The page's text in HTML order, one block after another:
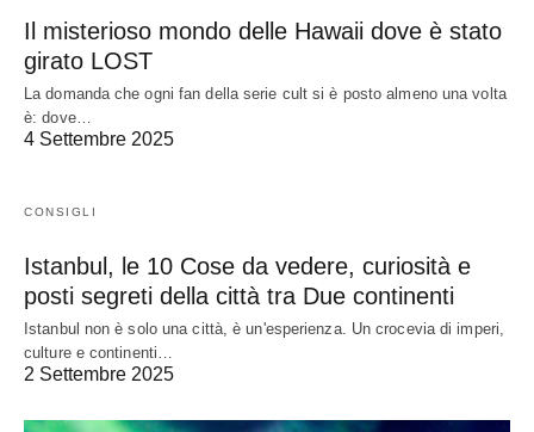
Il misterioso mondo delle Hawaii dove è stato
girato LOST
La domanda che ogni fan della serie cult si è posto almeno una volta
è: dove…
4 Settembre 2025
CONSIGLI
Istanbul, le 10 Cose da vedere, curiosità e
posti segreti della città tra Due continenti
Istanbul non è solo una città, è un'esperienza. Un crocevia di imperi,
culture e continenti…
2 Settembre 2025